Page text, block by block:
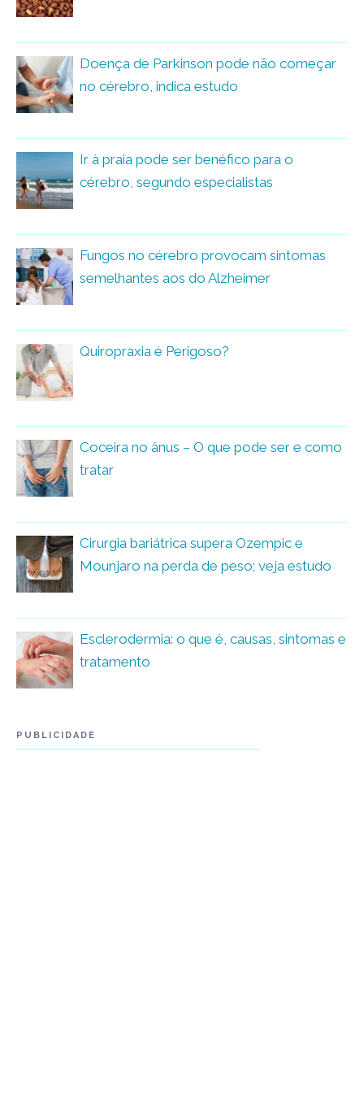
Doença de Parkinson pode não começar
no cérebro, indica estudo
Ir à praia pode ser benéfico para o
cérebro, segundo especialistas
Fungos no cérebro provocam sintomas
semelhantes aos do Alzheimer
Quiropraxia é Perigoso?
Coceira no ânus – O que pode ser e como
tratar
Cirurgia bariátrica supera Ozempic e
Mounjaro na perda de peso; veja estudo
Esclerodermia: o que é, causas, sintomas e
tratamento
PUBLICIDADE